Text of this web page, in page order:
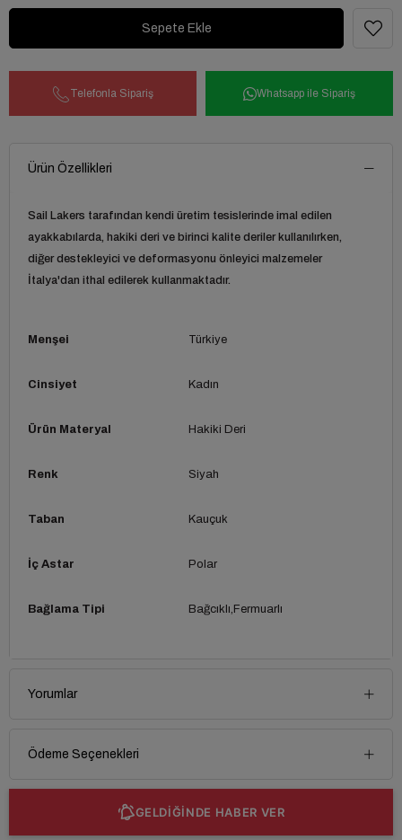
Telefonla Sipariş Whatsapp ile Sipariş
Ürün Özellikleri
Sail Lakers tarafından kendi üretim tesislerinde imal edilen
ayakkabılarda, hakiki deri ve birinci kalite deriler kullanılırken,
diğer destekleyici ve deformasyonu önleyici malzemeler
İtalya'dan ithal edilerek kullanmaktadır.
Menşei Türkiye
Cinsiyet Kadın
Ürün Materyal Hakiki Deri
Renk Siyah
Taban Kauçuk
İç Astar Polar
Bağlama Tipi Bağcıklı Fermuarlı
Yorumlar
Ödeme Seçenekleri
GELDİĞİNDE HABER VER